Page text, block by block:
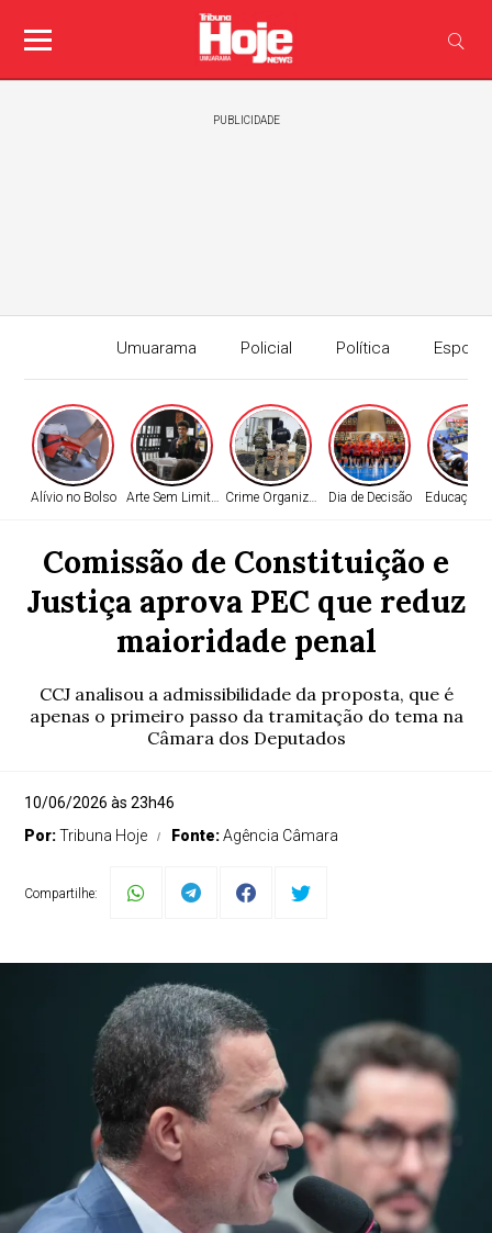
PUBLICIDADE
Umuarama Policial Política
Edição
Alívio no Bolso Arte Sem Limites Crime OrganizadoDia de Decisão Educação
Comissão de Constituição e
Justiça aprova PEC que reduz
maioridade penal
CCJ analisou a admissibilidade da proposta, que é
apenas o primeiro passo da tramitação do tema na
Câmara dos Deputados
10/06/2026 às 23h46
Por:Tribuna Hoje Fonte:Agência Câmara
Compartilhe: